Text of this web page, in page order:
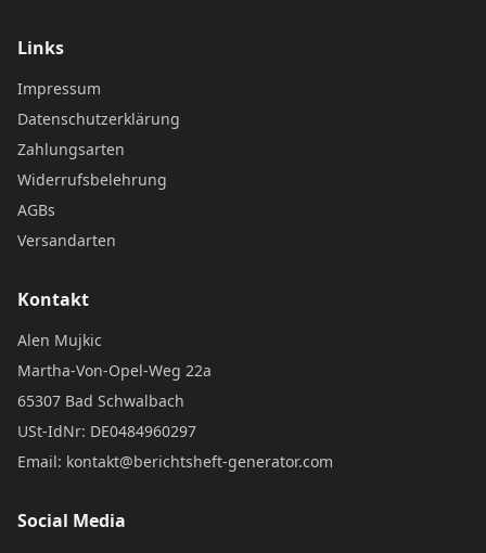
Links
Impressum
Datenschutzerklärung
Zahlungsarten
Widerrufsbelehrung
AGBs
Versandarten
Kontakt
Alen Mujkic
Martha-Von-Opel-Weg 22a
65307 Bad Schwalbach
USt-IdNr: DE0484960297
Email: kontakt@berichtsheft-generator.com
Social Media